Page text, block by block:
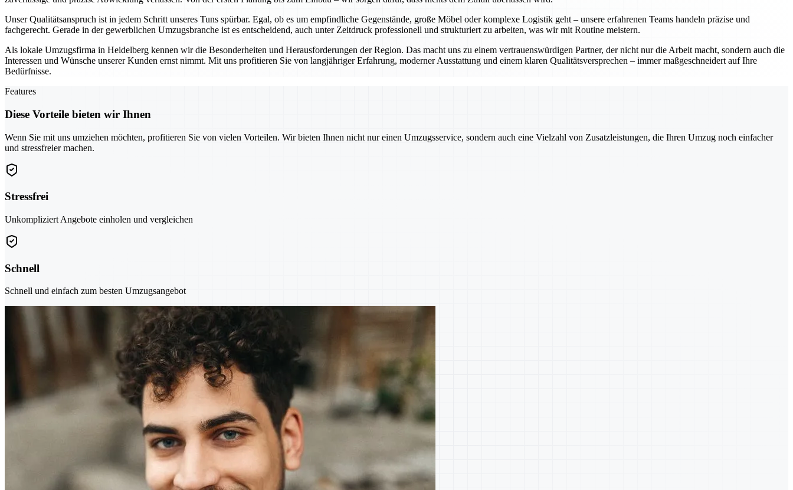
Unser Qualitätsanspruch ist in jedem Schritt unseres Tuns spürbar. Egal, ob es um empfindliche Gegenstände, große Möbel oder komplexe Logistik geht – unsere erfahrenen Teams handeln präzise und
fachgerecht. Gerade in der gewerblichen Umzugsbranche ist es entscheidend, auch unter Zeitdruck professionell und strukturiert zu arbeiten, was wir mit Routine meistern.
Als lokale Umzugsfirma in Heidelberg kennen wir die Besonderheiten und Herausforderungen der Region. Das macht uns zu einem vertrauenswürdigen Partner, der nicht nur die Arbeit macht, sondern auch die
Interessen und Wünsche unserer Kunden ernst nimmt. Mit uns profitieren Sie von langjähriger Erfahrung, moderner Ausstattung und einem klaren Qualitätsversprechen – immer maßgeschneidert auf Ihre
Bedürfnisse.
Features
Diese Vorteile bieten wir Ihnen
Wenn Sie mit uns umziehen möchten, profitieren Sie von vielen Vorteilen. Wir bieten Ihnen nicht nur einen Umzugsservice, sondern auch eine Vielzahl von Zusatzleistungen, die Ihren Umzug noch einfacher
und stressfreier machen.
Stressfrei
Unkompliziert Angebote einholen und vergleichen
Schnell
Schnell und einfach zum besten Umzugsangebot